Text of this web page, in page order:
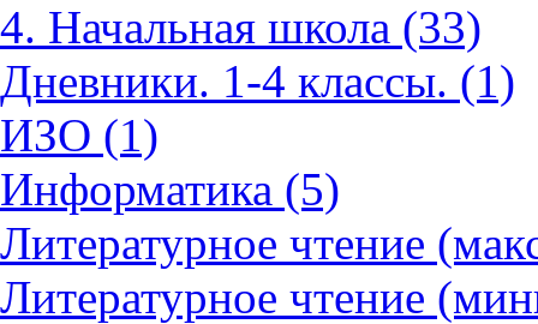
4. Начальная школа (33)
Дневники. 1-4 классы. (1)
ИЗО (1)
Информатика (5)
Литературное чтение
Литературное чтение